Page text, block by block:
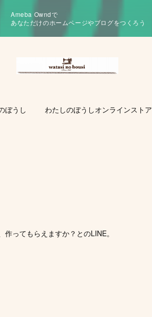
Ameba Owndで
あなただけのホームページやブログをつくろう
ぼうし わたしのぼうしオンラインストア
ってもらえますか？とのLINE。